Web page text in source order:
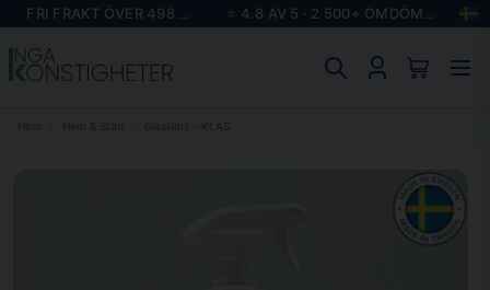
FRI FRAKT ÖVER 498 KR ⭐ 4.8 AV 5 · 2 500+ OMDÖMEN